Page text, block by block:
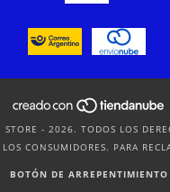
STORE - 2026. TODOS LOS
CONSUMIDORES. PARA
BOTÓN DE ARREPENTIMIENTO